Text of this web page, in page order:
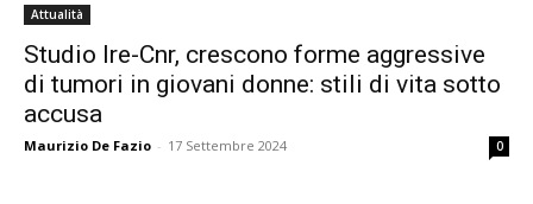
Attualità
Studio Ire-Cnr, crescono forme aggressive
di tumori in giovani donne: stili di vita sotto
accusa
Maurizio De Fazio - 17 Settembre 2024 0